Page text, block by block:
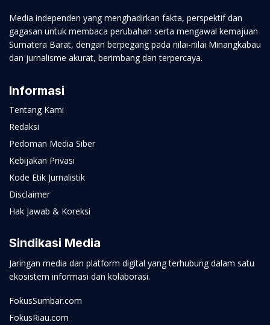
Media independen yang menghadirkan fakta, perspektif dan
gagasan untuk membaca perubahan serta mengawal kemajuan
Sumatera Barat, dengan berpegang pada nilai-nilai Minangkabau
dan jurnalisme akurat, berimbang dan terpercaya.
Informasi
Tentang Kami
Redaksi
Pedoman Media Siber
Kebijakan Privasi
Kode Etik Jurnalistik
Disclaimer
Hak Jawab & Koreksi
Sindikasi Media
Jaringan media dan platform digital yang terhubung dalam satu
ekosistem informasi dan kolaborasi.
FokusSumbar.com
FokusRiau.com